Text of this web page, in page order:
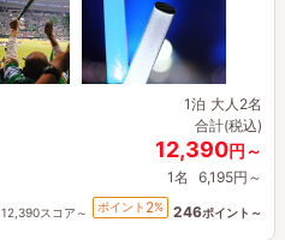
1泊 大人2名
合計(税込)
12,390円～
1名 6,195円～
12,390スコア～ ポイント 2% 246ポイント～